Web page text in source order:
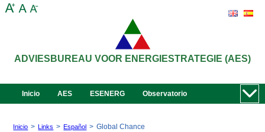
ADVIESBUREAU VOOR ENERGIESTRATEGIE (AES)
Inicio AES ESENERG Observatorio
Inicio > Links > Español > Global Chance